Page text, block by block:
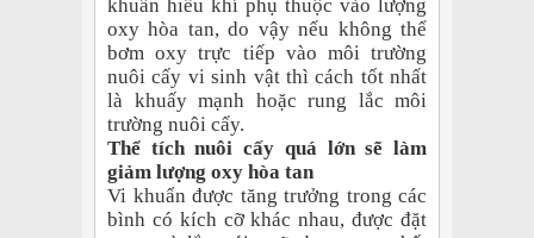
khuẩn hiếu khí phụ thuộc vào lượng
oxy hòa tan, do vậy nếu không thể
bơm oxy trực tiếp vào môi trường
nuôi cấy vi sinh vật thì cách tốt nhất
là khuấy mạnh hoặc rung lắc môi
trường nuôi cấy.
Thể tích nuôi cấy quá lớn sẽ làm
giảm lượng oxy hòa tan
Vi khuẩn được tăng trưởng trong các
bình có kích cỡ khác nhau, được đặt